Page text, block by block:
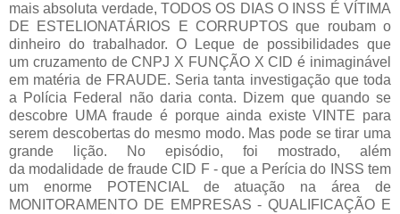
mais absoluta verdade, TODOS OS DIAS O INSS É VÍTIMA
DE ESTELIONATÁRIOS E CORRUPTOS que roubam o
dinheiro do trabalhador. O Leque de possibilidades que
um cruzamento de CNPJ X FUNÇÃO X CID é inimaginável
em matéria de FRAUDE. Seria tanta investigação que toda
a Polícia Federal não daria conta. Dizem que quando se
descobre UMA fraude é porque ainda existe VINTE para
serem descobertas do mesmo modo. Mas pode se tirar uma
grande lição. No episódio, foi mostrado, além
da modalidade de fraude CID F - que a Perícia do INSS tem
um enorme POTENCIAL de atuação na área de
MONITORAMENTO DE EMPRESAS - QUALIFICAÇÃO E